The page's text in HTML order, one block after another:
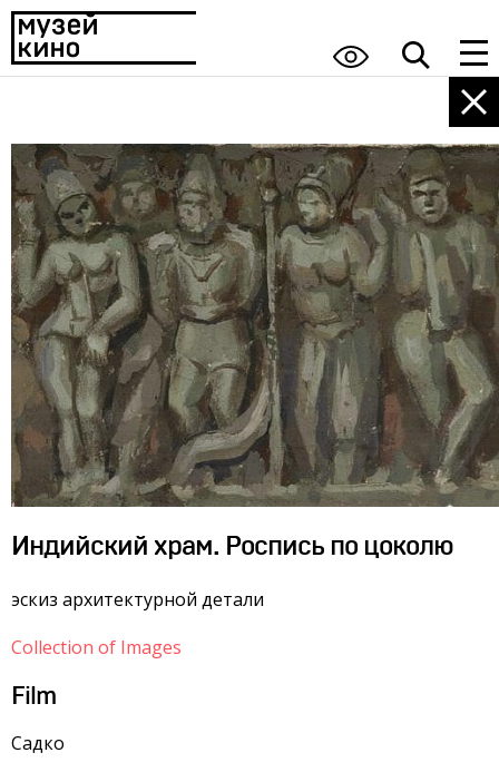
Индийский храм. Роспись по цоколю
эскиз архитектурной детали
Collection of Images
Film
Садко